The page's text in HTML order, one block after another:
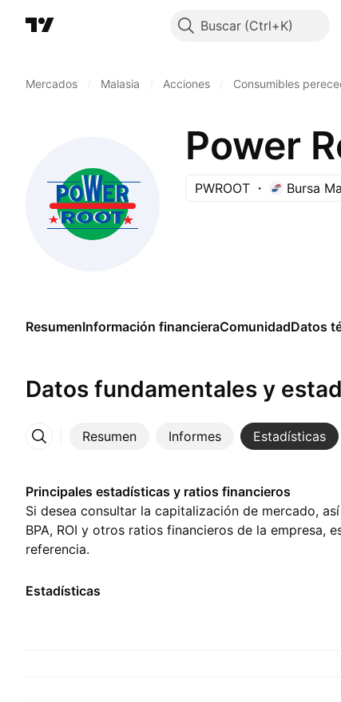
Buscar
Mercados Malasia Acciones Consumibles
Power
PWROOT Bursa
ResumenInformación financieraComunidadDatos
Datos fundamentales y
Resumen Informes Estadísticas
Más
Principales estadísticas y ratios financieros
Si desea consultar la capitalización de mercado,
BPA, ROI y otros ratios financieros de la empresa,
referencia.
Estadísticas